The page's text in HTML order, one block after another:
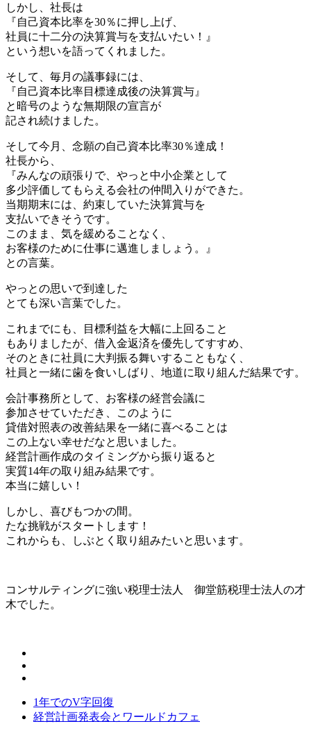
しかし、社長は
『自己資本比率を30％に押し上げ、
社員に十二分の決算賞与を支払いたい！』
という想いを語ってくれました。
そして、毎月の議事録には、
『自己資本比率目標達成後の決算賞与』
と暗号のような無期限の宣言が
記され続けました。
そして今月、念願の自己資本比率30％達成！
社長から、
『みんなの頑張りで、やっと中小企業として
多少評価してもらえる会社の仲間入りができた。
当期期末には、約束していた決算賞与を
支払いできそうです。
このまま、気を緩めることなく、
お客様のために仕事に邁進しましょう。』
との言葉。
やっとの思いで到達した
とても深い言葉でした。
これまでにも、目標利益を大幅に上回ること
もありましたが、借入金返済を優先してすすめ、
そのときに社員に大判振る舞いすることもなく、
社員と一緒に歯を食いしばり、地道に取り組んだ結果です。
会計事務所として、お客様の経営会議に
参加させていただき、このように
貸借対照表の改善結果を一緒に喜べることは
この上ない幸せだなと思いました。
経営計画作成のタイミングから振り返ると
実質14年の取り組み結果です。
本当に嬉しい！
しかし、喜びもつかの間。
たな挑戦がスタートします！
これからも、しぶとく取り組みたいと思います。
コンサルティングに強い税理士法人 御堂筋税理士法人の才
木でした。
1年でのV字回復
経営計画発表会とワールドカフェ